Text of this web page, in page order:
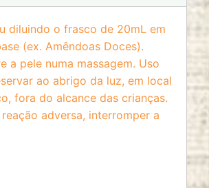
diluindo o frasco de 20mL em
(ex. Amêndoas Doces).
a pele numa massagem. Uso
ao abrigo da luz, em local
fora do alcance das crianças.
adversa, interromper a